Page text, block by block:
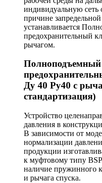
индивидуальную сеть
причине
устанавливается
предохранительный
рычагом.
Ду 40 Ру40 с
стандартизация)
Устройство
давления в
В зависимости от
нормализации
продукции
к муфтовому типу
наличие пружинного
и рычага спуска.